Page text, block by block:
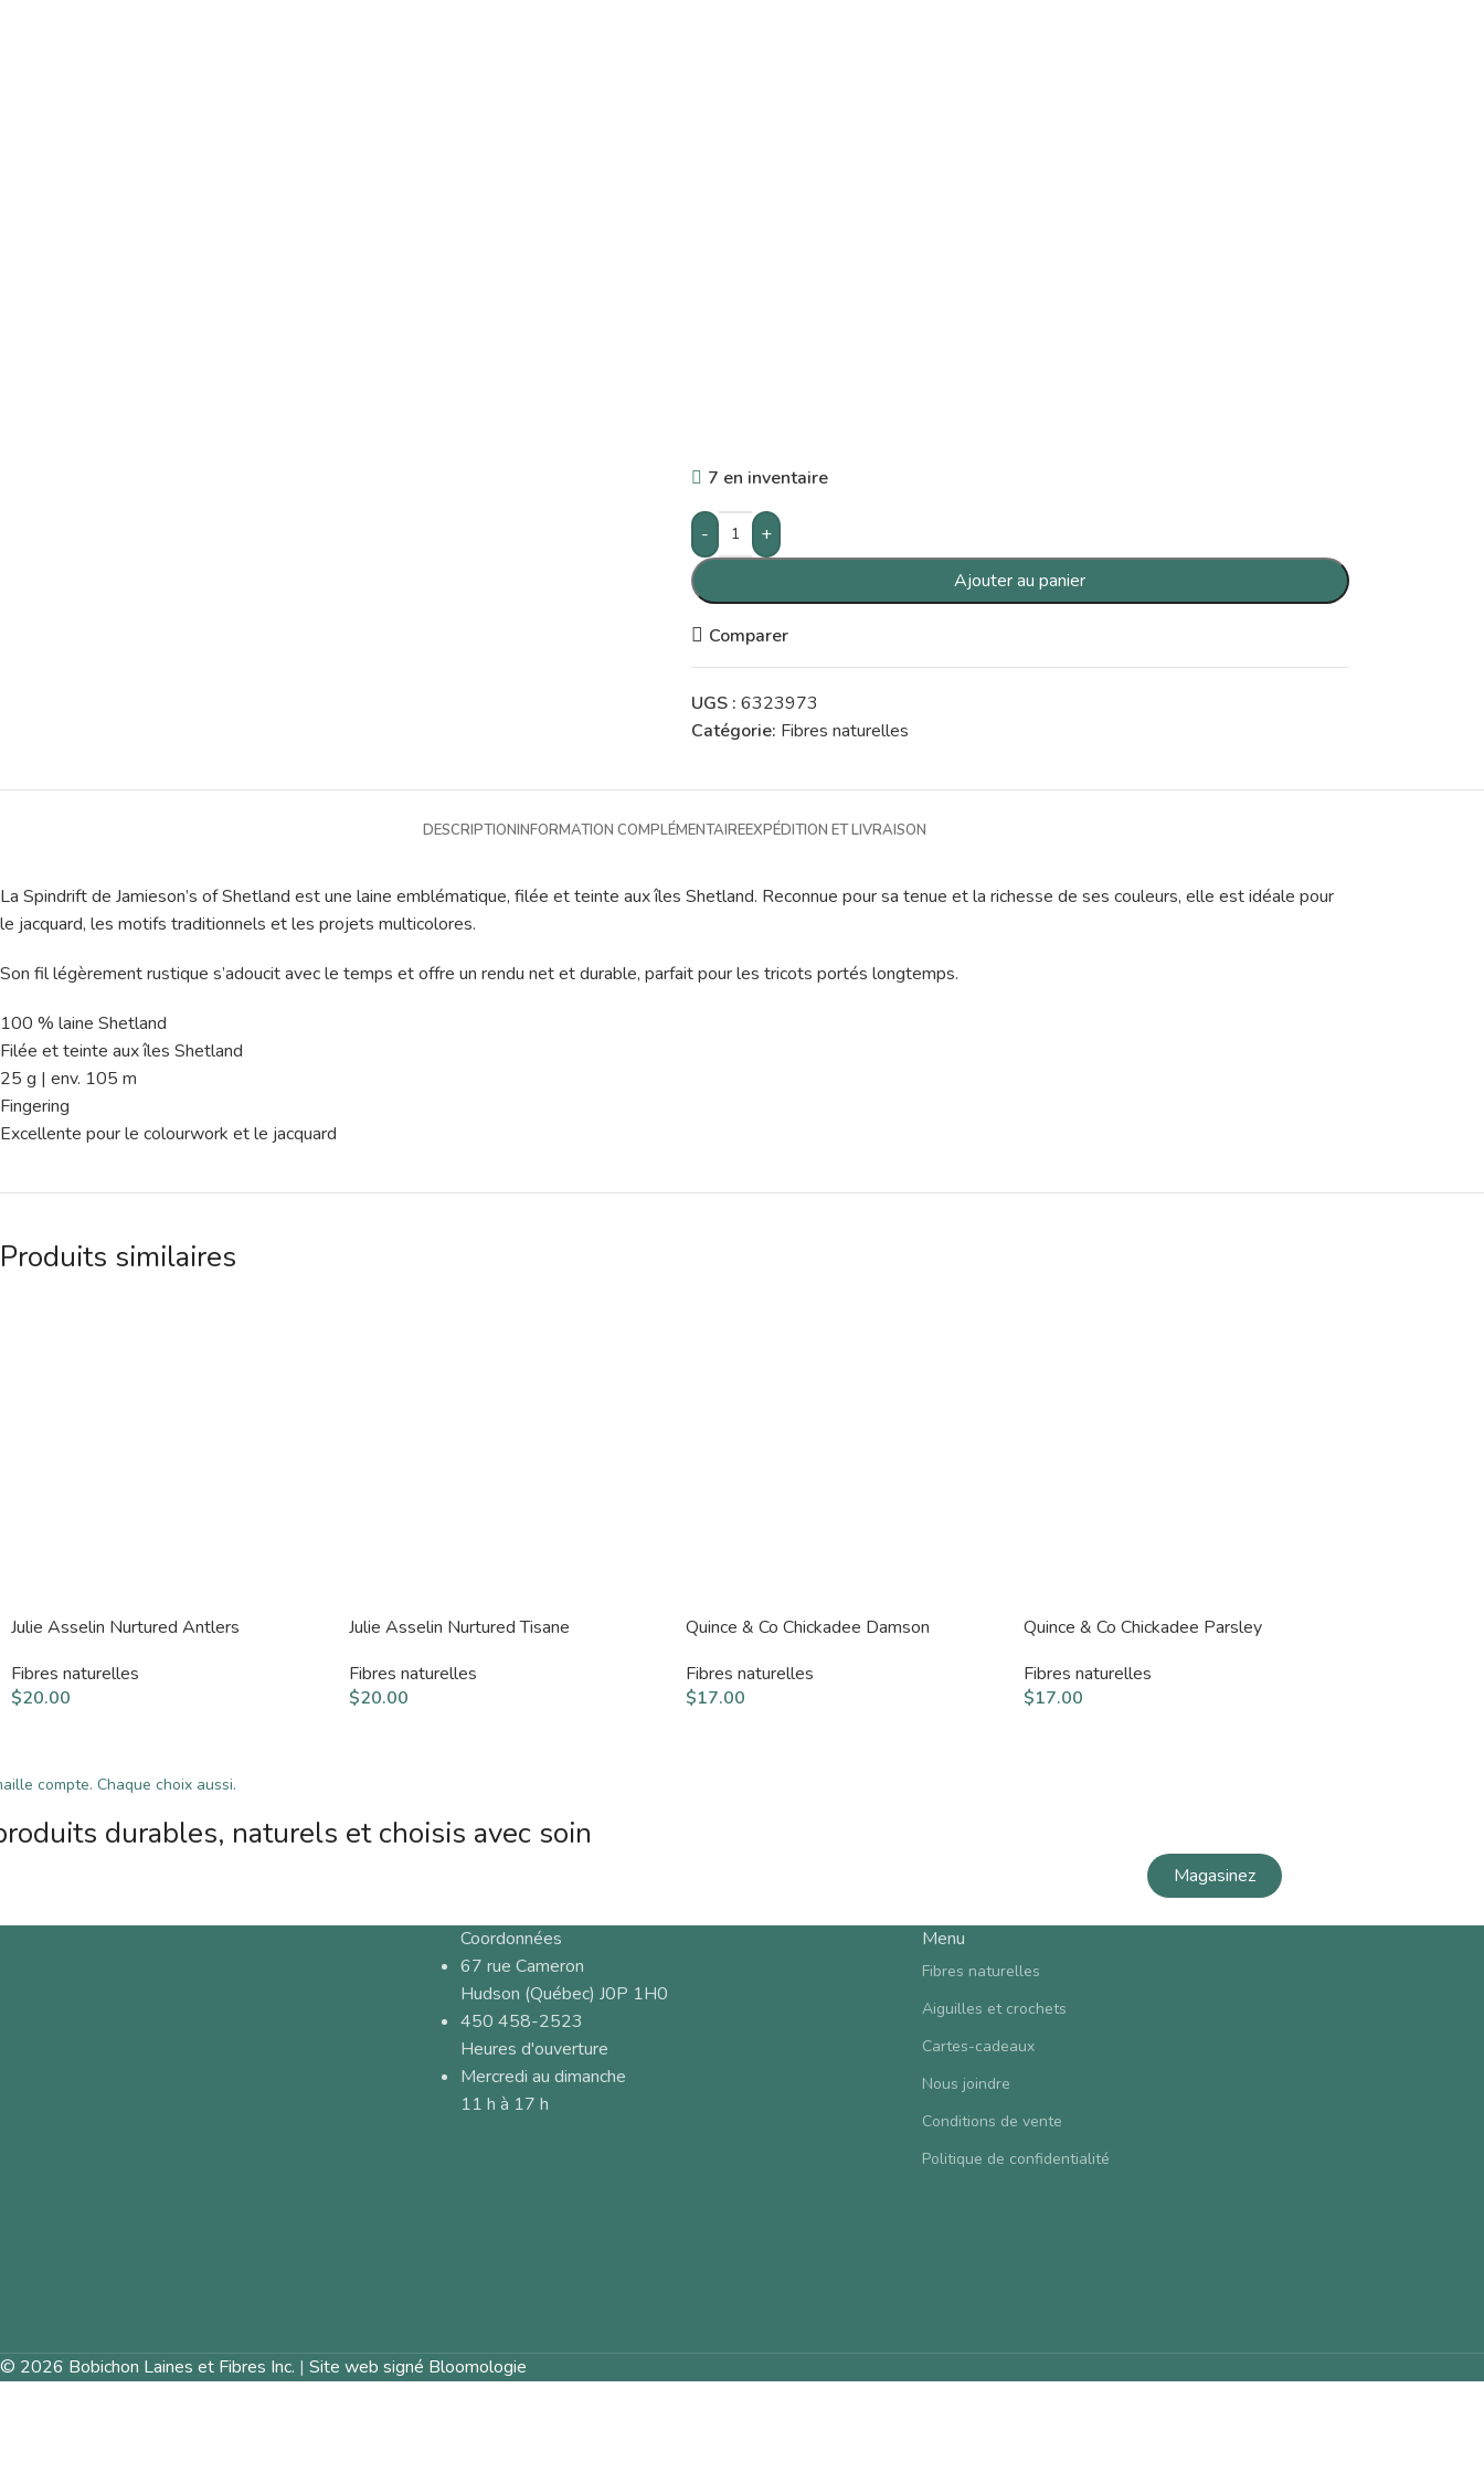
7 en inventaire
-
+
Ajouter au panier
Comparer
UGS : 6323973
Catégorie: Fibres naturelles
DESCRIPTIONINFORMATION COMPLÉMENTAIREEXPÉDITION ET LIVRAISON
La Spindrift de Jamieson’s of Shetland est une laine emblématique, filée et teinte aux îles Shetland. Reconnue pour sa tenue et la richesse de ses couleurs, elle est idéale pour
le jacquard, les motifs traditionnels et les projets multicolores.
Son fil légèrement rustique s’adoucit avec le temps et offre un rendu net et durable, parfait pour les tricots portés longtemps.
100 % laine Shetland
Filée et teinte aux îles Shetland
25 g | env. 105 m
Fingering
Excellente pour le colourwork et le jacquard
Produits similaires
Julie Asselin Nurtured Antlers
Fibres naturelles
$20.00
Julie Asselin Nurtured Tisane
Fibres naturelles
$20.00
Quince & Co Chickadee Damson
Fibres naturelles
$17.00
Quince & Co Chickadee Parsley
Fibres naturelles
$17.00
compte. Chaque choix aussi.
durables, naturels et choisis avec soin
Magasinez
Coordonnées
67 rue Cameron
Hudson (Québec) J0P 1H0
450 458-2523
Heures d'ouverture
Mercredi au dimanche
11 h à 17 h
Menu
Fibres naturelles
Aiguilles et crochets
Cartes-cadeaux
Nous joindre
Conditions de vente
Politique de confidentialité
© 2026 Bobichon Laines et Fibres Inc. | Site web signé Bloomologie